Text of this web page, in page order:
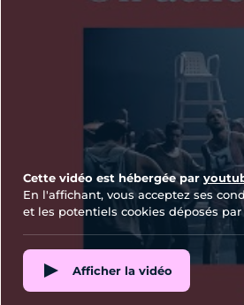
Cette vidéo est hébergée par
En l'affichant, vous acceptez ses
et les potentiels cookies déposés par
Afficher la vidéo